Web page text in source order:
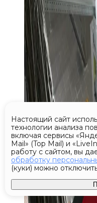
Настоящий сайт
технологии анализа
включая сервисы
Mail» (Top Mail) и
работу с сайтом, вы
обработку
(куки) можно